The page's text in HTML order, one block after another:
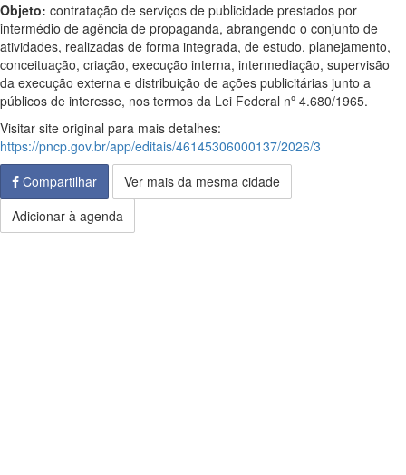
Objeto: contratação de serviços de publicidade prestados por
intermédio de agência de propaganda, abrangendo o conjunto de
atividades, realizadas de forma integrada, de estudo, planejamento,
conceituação, criação, execução interna, intermediação, supervisão
da execução externa e distribuição de ações publicitárias junto a
públicos de interesse, nos termos da Lei Federal nº 4.680/1965.
Visitar site original para mais detalhes:
https://pncp.gov.br/app/editais/46145306000137/2026/3
Compartilhar
Ver mais da mesma cidade
Adicionar à agenda